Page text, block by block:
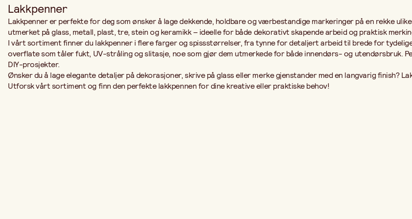
Lakkpenner
Lakkpenner er perfekte for deg som ønsker å lage dekkende, holdbare og værbestandige markeringer på en rekke
utmerket på glass, metall, plast, tre, stein og keramikk – ideelle for både dekorativt skapende arbeid og praktisk
I vårt sortiment finner du lakkpenner i flere farger og spissstørrelser, fra tynne for detaljert arbeid til brede for
overflate som tåler fukt, UV-stråling og slitasje, noe som gjør dem utmerkede for både innendørs- og utendørsbruk.
DIY-prosjekter.
Ønsker du å lage elegante detaljer på dekorasjoner, skrive på glass eller merke gjenstander med en langvarig finish?
Utforsk vårt sortiment og finn den perfekte lakkpennen for dine kreative eller praktiske behov!